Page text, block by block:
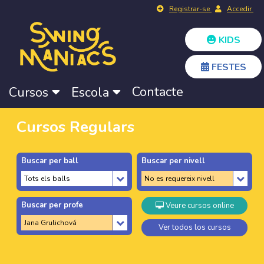
Registrar-se Accedir
KIDS
FESTES
Cursos Escola Contacte
Cursos Regulars
Buscar per ball Buscar per nivell
Buscar per profe Veure cursos online
Ver todos los cursos